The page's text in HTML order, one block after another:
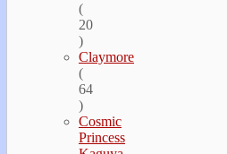
(
20
)
Claymore
(
64
)
Cosmic
Princess